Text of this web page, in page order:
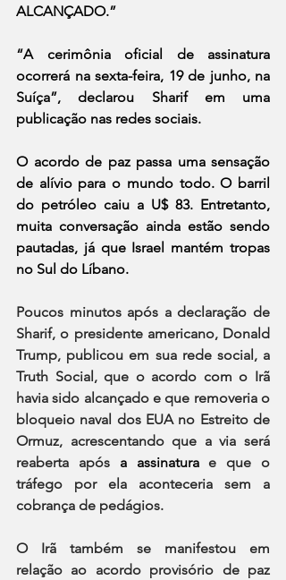
ALCANÇADO.”
“A cerimônia oficial de assinatura
ocorrerá na sexta-feira, 19 de junho, na
Suíça”, declarou Sharif em uma
publicação nas redes sociais.
O acordo de paz passa uma sensação
de alívio para o mundo todo. O barril
do petróleo caiu a U$ 83. Entretanto,
muita conversação ainda estão sendo
pautadas, já que Israel mantém tropas
no Sul do Líbano.
Poucos minutos após a declaração de
Sharif, o presidente americano, Donald
Trump, publicou em sua rede social, a
Truth Social, que o acordo com o Irã
havia sido alcançado e que removeria o
bloqueio naval dos EUA no Estreito de
Ormuz, acrescentando que a via será
reaberta após a assinatura e que o
tráfego por ela aconteceria sem a
cobrança de pedágios.
O Irã também se manifestou em
relação ao acordo provisório de paz